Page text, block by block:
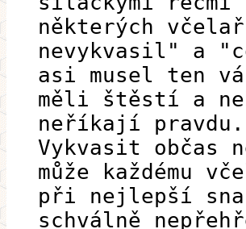
některých
nevykvasil" a
asi musel ten
měli štěstí a
neříkají pravdu.
Vykvasit občas
může každému
při nejlepší
schválně